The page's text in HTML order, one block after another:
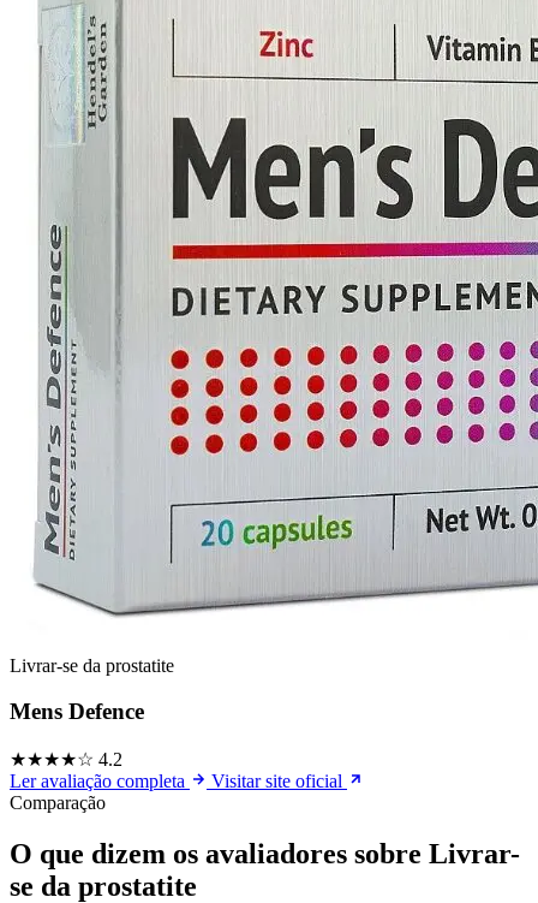
Livrar-se da prostatite
Mens Defence
★★★★☆ 4.2
Ler avaliação completa
Visitar site oficial
Comparação
O que dizem os avaliadores sobre Livrar-
se da prostatite